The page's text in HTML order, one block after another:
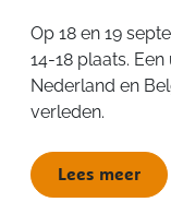
Op 18 en 19
14-18 plaats.
Nederland en
verleden.
Lees meer